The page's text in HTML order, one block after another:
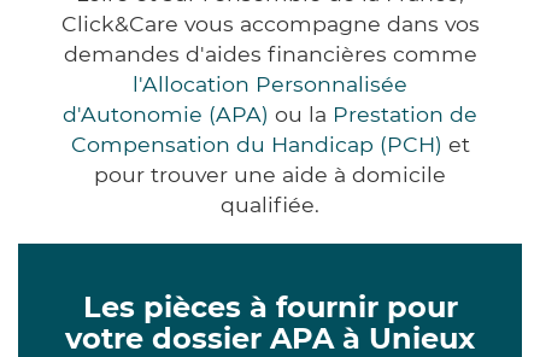
Click&Care vous accompagne dans vos
demandes d'aides financières comme
l'Allocation Personnalisée
d'Autonomie (APA) ou la Prestation de
Compensation du Handicap (PCH) et
pour trouver une aide à domicile
qualifiée.
Les pièces à fournir pour
votre dossier APA à Unieux